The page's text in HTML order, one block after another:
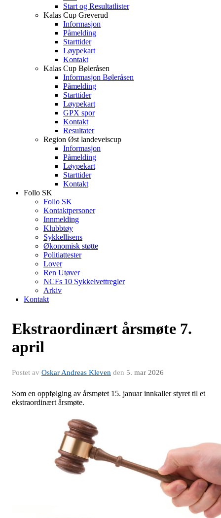
Start og Resultatlister
Kalas Cup Greverud
Informasjon
Påmelding
Starttider
Løypekart
Kontakt
Kalas Cup Bøleråsen
Informasjon Bøleråsen
Påmelding
Starttider
Løypekart
GPX spor
Kontakt
Resultater
Region Øst landeveiscup
Informasjon
Påmelding
Løypekart
Starttider
Kontakt
Follo SK
Follo SK
Kontaktpersoner
Innmelding
Klubbtøy
Sykkellisens
Økonomisk støtte
Politiattester
Lover
Ren Utøver
NCFs 10 Sykkelvettregler
Arkiv
Kontakt
Ekstraordinært årsmøte 7.
april
Postet av Oskar Andreas Kleven den 5. mar 2026
Som en oppfølging av årsmøtet 15. januar innkaller styret til et
ekstraordinært årsmøte.